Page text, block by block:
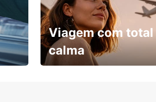
Viagem com total
calma